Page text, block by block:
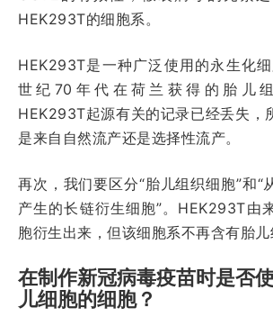
HEK293T的细胞系。
HEK293T是一种广泛使用的永生化
世纪70年代在荷兰获得的胎儿
HEK293T起源有关的记录已经丢失，
是来自自然流产还是选择性流产。
再次，我们要区分“胎儿组织细胞”和“
产生的长链衍生细胞”。HEK293T由
胞衍生出来，但该细胞系不再含有胎儿
在制作新冠病毒疫苗时是否
儿细胞的细胞？